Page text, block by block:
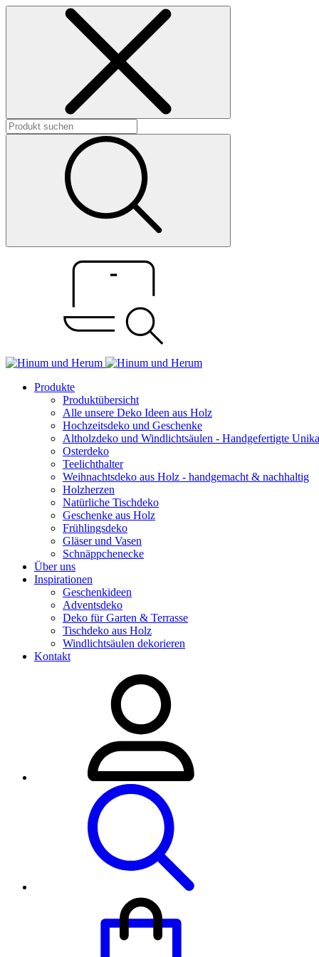
Produkte
Produktübersicht
Alle unsere Deko Ideen aus Holz
Hochzeitsdeko und Geschenke
Altholzdeko und Windlichtsäulen - Handgefertigte
Osterdeko
Teelichthalter
Weihnachts­deko aus Holz - handgemacht & nachhaltig
Holzherzen
Natürliche Tischdeko
Geschenke aus Holz
Frühlingsdeko
Gläser und Vasen
Schnäppchenecke
Über uns
Inspirationen
Geschenkideen
Adventsdeko
Deko für Garten & Terrasse
Tischdeko aus Holz
Windlichtsäulen dekorieren
Kontakt